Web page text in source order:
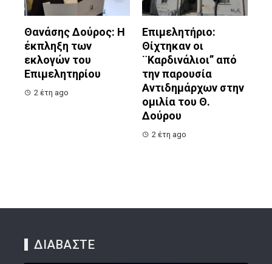
Θανάσης Δούρος: Η
έκπληξη των
εκλογών του
Επιμελητηρίου
2 έτη ago
Επιμελητήριο:
Θίχτηκαν οι
¨Καρδινάλιοι” από
την παρουσία
Αντιδημάρχων στην
ομιλία του Θ.
Δούρου
2 έτη ago
ΔΙΑΒΑΣΤΕ